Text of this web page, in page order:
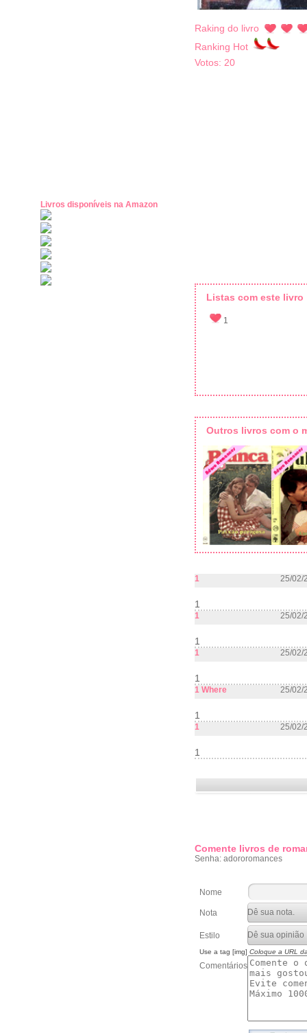
Livros disponíveis na Amazon
Raking do livro
Ranking Hot
Votos: 20
Listas com este livro
1
Outros livros com o
1 25/02/
1
1 25/02/
1
1 25/02/
1
1 Where 25/02/
1
1 25/02/
1
Comente livros de
Senha: adororomances
Nome
Nota
Estilo
Use a tag [img] Coloque a URL
Comentários